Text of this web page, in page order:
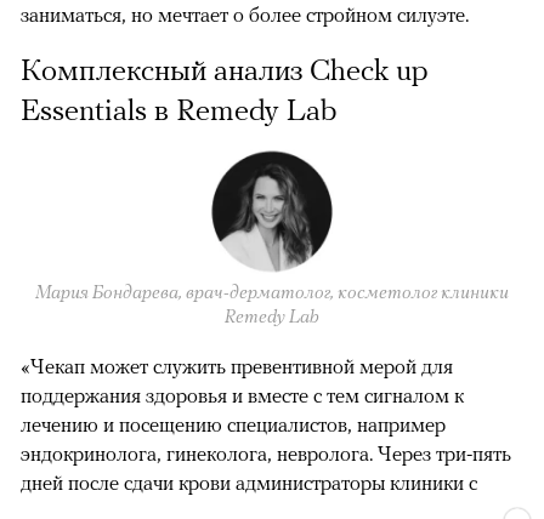
заниматься, но мечтает о более стройном силуэте.
Комплексный анализ Check up
Essentials в Remedy Lab
Мария Бондарева, врач-дерматолог, косметолог клиники
Remedy Lab
«Чекап может служить превентивной мерой для
поддержания здоровья и вместе с тем сигналом к
лечению и посещению специалистов, например
эндокринолога, гинеколога, невролога. Через три-пять
дней после сдачи крови администраторы клиники с